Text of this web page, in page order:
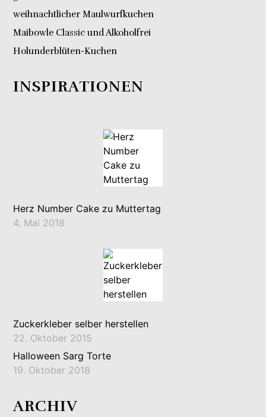
weihnachtlicher Maulwurfkuchen
Maibowle Classic und Alkoholfrei
Holunderblüten-Kuchen
INSPIRATIONEN
Herz Number Cake zu Muttertag
4. Mai 2018
Zuckerkleber selber herstellen
22. Oktober 2015
Halloween Sarg Torte
19. Oktober 2018
ARCHIV